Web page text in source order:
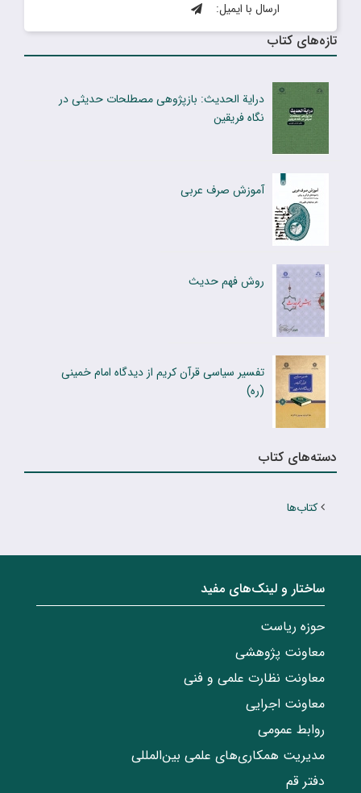
ارسال با ایمیل:
تازه‌های کتاب
درایة الحدیث: بازپژوهی مصطلحات حدیثی در
نگاه فریقین
آموزش صرف عربی
روش فهم حدیث
تفسیر سیاسی قرآن کریم از دیدگاه امام خمینی
(ره)
دسته‌های کتاب
کتاب‌ها
ساختار‌‌ و‌‌ لینک‌های مفید
حوزه ریاست
معاونت پژوهشی
معاونت نظارت علمی و فنی
معاونت اجرایی
روابط عمومی
مدیریت همکاری‌های علمی بین‌المللی
دفتر قم